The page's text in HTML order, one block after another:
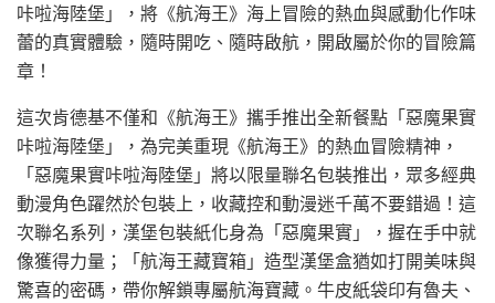
咔啦海陸堡」，將《航海王》海上冒險的熱血與感動化作味
蕾的真實體驗，隨時開吃、隨時啟航，開啟屬於你的冒險篇
章！
這次肯德基不僅和《航海王》攜手推出全新餐點「惡魔果實
咔啦海陸堡」，為完美重現《航海王》的熱血冒險精神，
「惡魔果實咔啦海陸堡」將以限量聯名包裝推出，眾多經典
動漫角色躍然於包裝上，收藏控和動漫迷千萬不要錯過！這
次聯名系列，漢堡包裝紙化身為「惡魔果實」，握在手中就
像獲得力量；「航海王藏寶箱」造型漢堡盒猶如打開美味與
驚喜的密碼，帶你解鎖專屬航海寶藏。牛皮紙袋印有魯夫、